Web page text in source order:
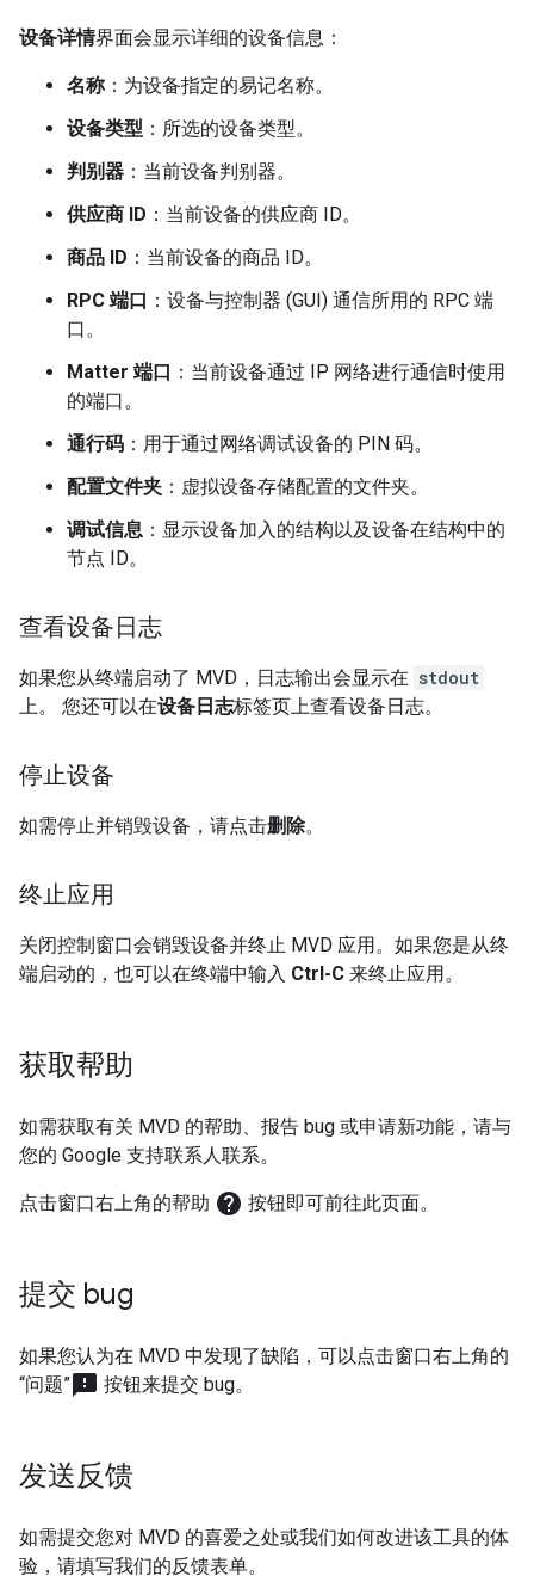
设备详情界面会显示详细的设备信息：
名称：为设备指定的易记名称。
设备类型 ：所选的设备类型。
判别器 ：当前设备判别器。
供应商 ID ：当前设备的供应商 ID。
商品 ID ：当前设备的商品 ID。
RPC 端口 ：设备与控制器 (GUI) 通信所用的 RPC 端
口。
Matter 端口 ：当前设备通过 IP 网络进行通信时使用
的端口。
通行码 ：用于通过网络调试设备的 PIN 码。
配置文件夹 ：虚拟设备存储配置的文件夹。
调试信息 ：显示设备加入的结构以及设备在结构中的
节点 ID。
查看设备日志
如果您从终端启动了 MVD ，日志输出会显示在 stdout
上。 您还可以在设备日志标签页上查看设备日志。
停止设备
如需停止并销毁设备，请点击删除。
终止应用
关闭控制窗口会销毁设备并终止 MVD 应用。如果您是从终
端启动的，也可以在终端中输入 Ctrl-C 来终止应用。
获取帮助
如需获取有关 MVD 的帮助、报告 bug 或申请新功能，请与
您的 Google 支持联系人联系。
点击窗口右上角的帮助 help 按钮即可前往此页面。
提交 bug
如果您认为在 MVD 中发现了缺陷，可以点击窗口右上角的
“问题”sms_failed 按钮来提交 bug。
发送反馈
如需提交您对 MVD 的喜爱之处或我们如何改进该工具的体
验，请填写我们的反馈表单。